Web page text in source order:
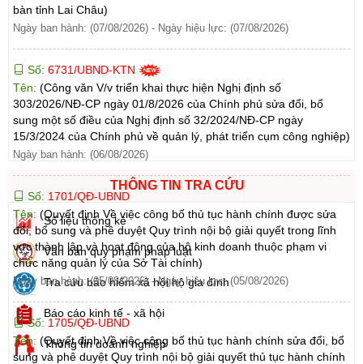
bàn tỉnh Lai Châu)
Ngày ban hành: (07/08/2026) - Ngày hiệu lực: (07/08/2026)
Số: 6731/UBND-KTN
Tên: (Công văn V/v triển khai thực hiện Nghị định số
303/2026/NĐ-CP ngày 01/8/2026 của Chính phủ sửa đổi, bổ
sung một số điều của Nghị định số 32/2024/NĐ-CP ngày
15/3/2024 của Chính phủ về quản lý, phát triển cụm công nghiệp)
Ngày ban hành: (06/08/2026)
Số: 1701/QĐ-UBND
Tên: (Quyết định Về việc công bố thủ tục hành chính được sửa
đổi, bổ sung và phê duyệt Quy trình nội bộ giải quyết trong lĩnh
vực thành lập và hoạt động của hộ kinh doanh thuộc phạm vi
chức năng quản lý của Sở Tài chính)
Ngày ban hành: (05/08/2026) -Ngày hiệu lực: (05/08/2026)
Số: 1705/QĐ-UBND
Tên: (Quyết định Về việc công bố thủ tục hành chính sửa đổi, bổ
sung và phê duyệt Quy trình nội bộ giải quyết thủ tục hành chính
THÔNG TIN TRA CỨU
Số liệu thống kê
Văn bản quy phạm pháp luật
Tra cứu bảo hiểm xã hội hộ gia đình
Báo cáo kinh tế - xã hội
Thông tin doanh nghiệp